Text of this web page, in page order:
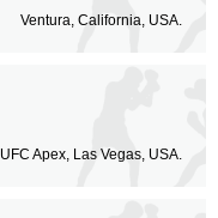
Ventura, California, USA.
UFC Apex, Las Vegas, USA.